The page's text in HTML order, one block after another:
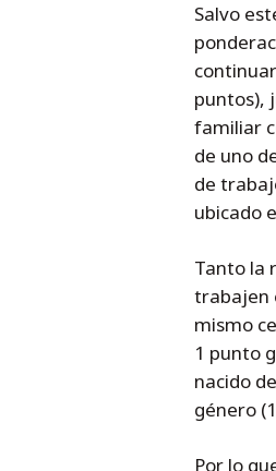
Salvo
puntos),
familiar
de uno
de
ubicado
Tanto la
trabajen
mismo
1 punto
nacido
género
Por lo